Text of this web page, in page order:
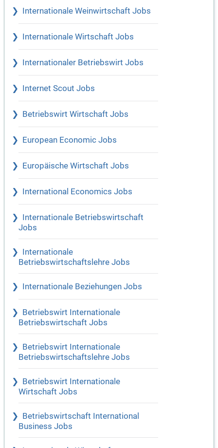
Internationale Weinwirtschaft Jobs
Internationale Wirtschaft Jobs
Internationaler Betriebswirt Jobs
Internet Scout Jobs
Betriebswirt Wirtschaft Jobs
European Economic Jobs
Europäische Wirtschaft Jobs
International Economics Jobs
Internationale Betriebswirtschaft
Jobs
Internationale
Betriebswirtschaftslehre Jobs
Internationale Beziehungen Jobs
Betriebswirt Internationale
Betriebswirtschaft Jobs
Betriebswirt Internationale
Betriebswirtschaftslehre Jobs
Betriebswirt Internationale
Wirtschaft Jobs
Betriebswirtschaft International
Business Jobs